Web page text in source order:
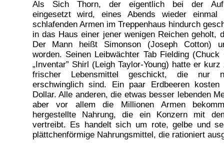
Als Sich Thorn, der eigentlich bei der
eingesetzt wird, eines Abends wieder einmal
schlafenden Armen im Treppenhaus hindurch
in das Haus einer jener wenigen Reichen geholt,
Der Mann heißt Simonson (Joseph Cotton)
worden. Seinen Leibwächter Tab Fielding
„Inventar” Shirl (Leigh Taylor-Young) hatte er
frischer Lebensmittel geschickt, die nur
erschwinglich sind. Ein paar Erdbeeren
Dollar. Alle anderen, die etwas besser lebenden
aber vor allem die Millionen Armen
hergestellte Nahrung, die ein Konzern mit
vertreibt. Es handelt sich um rote, gelbe und
plättchenförmige Nahrungsmittel, die rationiert